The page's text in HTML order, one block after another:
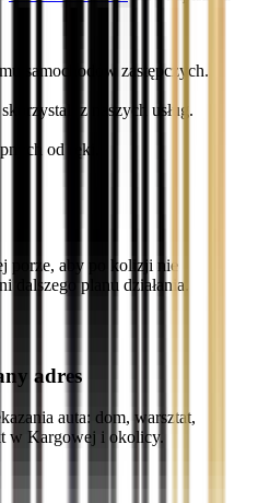
samochodów zastępczych.
z naszych usług.
od ręki.
porze, aby po kolizji nie
dalszego planu działania.
adres
auta: dom, warsztat,
w Kargowej i okolicy.